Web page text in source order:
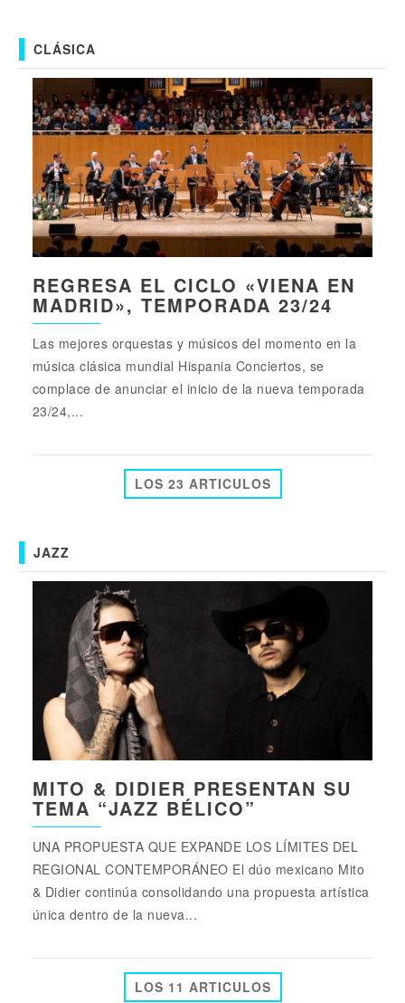
CLÁSICA
REGRESA EL CICLO «VIENA EN
MADRID», TEMPORADA 23/24
Las mejores orquestas y músicos del momento en la
música clásica mundial Hispania Conciertos, se
complace de anunciar el inicio de la nueva temporada
23/24,...
LOS 23 ARTICULOS
JAZZ
MITO & DIDIER PRESENTAN SU
TEMA “JAZZ BÉLICO”
UNA PROPUESTA QUE EXPANDE LOS LÍMITES DEL
REGIONAL CONTEMPORÁNEO El dúo mexicano Mito
& Didier continúa consolidando una propuesta artística
única dentro de la nueva...
LOS 11 ARTICULOS